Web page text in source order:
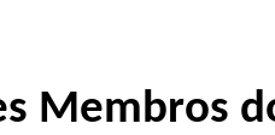
Membros